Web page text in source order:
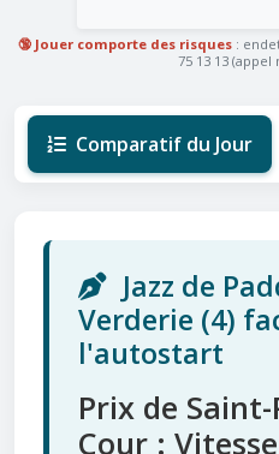
🔞 Jouer comporte des risques:
75 13 13
Comparatif du Jour
Jazz de
Verderie (4)
l'autostart
Prix de
Cour :